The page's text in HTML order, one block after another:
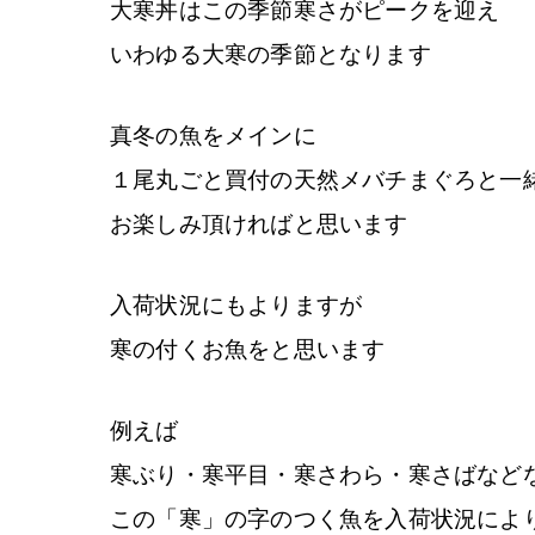
大寒丼はこの季節寒さがピークを迎え
いわゆる大寒の季節となります
真冬の魚をメインに
１尾丸ごと買付の天然メバチまぐろと一
お楽しみ頂ければと思います
入荷状況にもよりますが
寒の付くお魚をと思います
例えば
寒ぶり・寒平目・寒さわら・寒さばなど
この「寒」の字のつく魚を入荷状況によ